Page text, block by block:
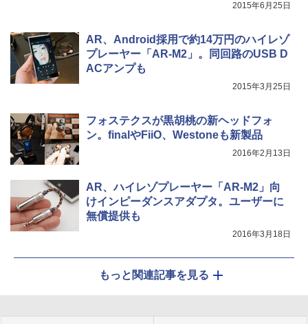
2015年6月25日
AR、Android採用で約14万円のハイレゾ
プレーヤー「AR-M2」。同回路のUSB D
ACアンプも
2015年3月25日
フォステクスが黒胡桃の新ヘッドフォ
ン。finalやFiiO、Westoneも新製品
2016年2月13日
AR、ハイレゾプレーヤー「AR-M2」向
けインピーダンスアダプタ。ユーザーに
無償提供も
2016年3月18日
もっと関連記事を見る